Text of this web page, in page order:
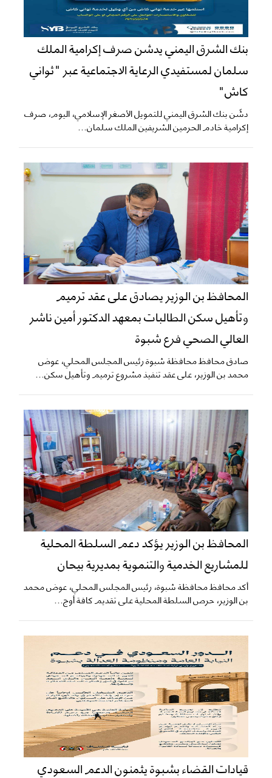
بنك الشرق اليمني يدشن صرف إكرامية الملك
سلمان لمستفيدي الرعاية الاجتماعية عبر "ثواني
كاش"
دشّن بنك الشرق اليمني للتمويل الأصغر الإسلامي، اليوم، صرف
إكرامية خادم الحرمين الشريفين الملك سلمان...
المحافظ بن الوزير يصادق على عقد ترميم
وتأهيل سكن الطالبات بمعهد الدكتور أمين ناشر
العالي الصحي فرع شبوة
صادق محافظ محافظة شبوة رئيس المجلس المحلي، عوض
محمد بن الوزير، على عقد تنفيذ مشروع ترميم وتأهيل سكن...
المحافظ بن الوزير يؤكد دعم السلطة المحلية
للمشاريع الخدمية والتنموية بمديرية بيحان
أكد محافظ محافظة شبوة، رئيس المجلس المحلي، عوض محمد
بن الوزير، حرص السلطة المحلية على تقديم كافة أوج...
قيادات القضاء بشبوة يثمنون الدعم السعودي